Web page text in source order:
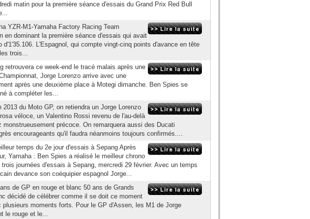
matin pour la première séance d'essais du Grand Prix Red Bull
YZR-M1-Yamaha Factory Racing Team
en dominant la première séance d'essais qui avait
d'1'35.106. L'Espagnol, qui compte vingt-cinq points d'avance en tête
trois...
retrouvera ce week-end le tracé malais après une
Jorge Lorenzo arrive avec une
après une deuxième place à Motegi dimanche. Ben Spies se
à compléter les...
2013 du Moto GP, on retiendra un Jorge Lorenzo
véloce, un Valentino Rossi revenu de l'au-delà
monstrueusement précoce. On remarquera aussi des Ducati
encourageants qu'il faudra néanmoins toujours confirmés....
temps du 2e jour d'essais à Sepang Après
Yamaha : Ben Spies a réalisé le meilleur chrono
journées d'essais à Sepang, mercredi 29 février. Avec un temps
devance son coéquipier espagnol Jorge...
de GP en rouge et blanc 50 ans de Grands
décidé de célébrer comme il se doit ce moment
moments forts. Pour le GP d'Assen, les M1 de Jorge
le rouge et le...